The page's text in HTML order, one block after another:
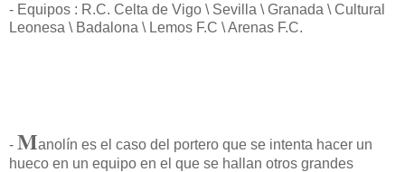
- Equipos : R.C. Celta de Vigo \ Sevilla \ Granada \ Cultural
Leonesa \ Badalona \ Lemos F.C \ Arenas F.C.
- Manolín es el caso del portero que se intenta hacer un
hueco en un equipo en el que se hallan otros grandes